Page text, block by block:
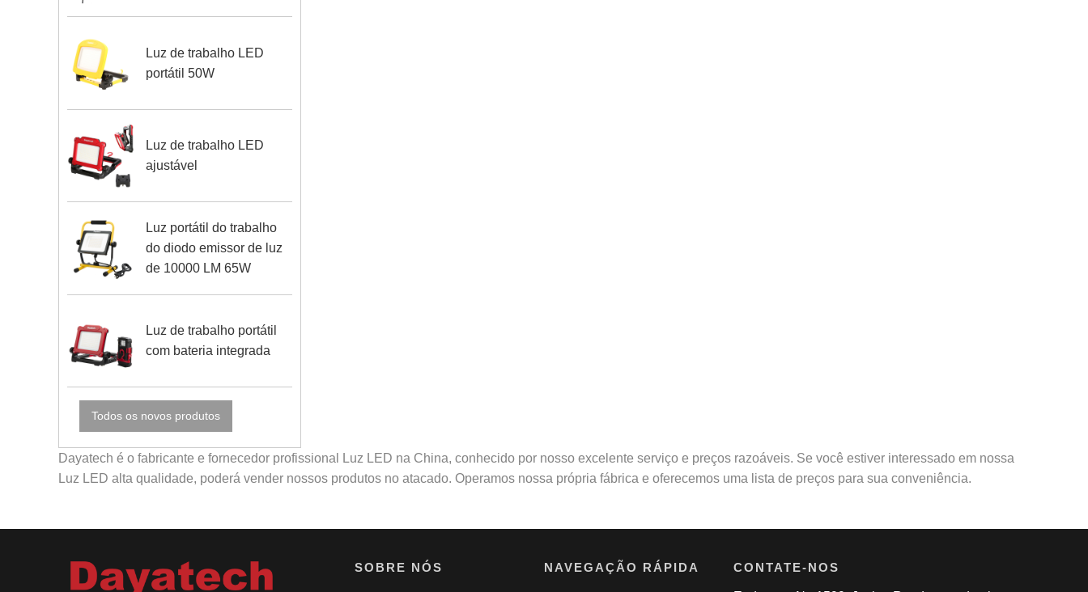
Luz de trabalho LED
portátil 50W
Luz de trabalho LED
ajustável
Luz portátil do trabalho
do diodo emissor de luz
de 10000 LM 65W
Luz de trabalho portátil
com bateria integrada
Todos os novos produtos
Dayatech é o fabricante e fornecedor profissional Luz LED na China, conhecido por nosso excelente serviço e preços razoáveis. Se você estiver interessado em nossa
Luz LED alta qualidade, poderá vender nossos produtos no atacado. Operamos nossa própria fábrica e oferecemos uma lista de preços para sua conveniência.
SOBRE NÓS NAVEGAÇÃO RÁPIDA CONTATE-NOS